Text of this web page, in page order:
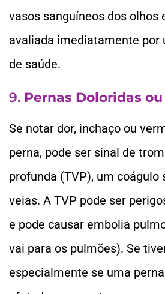
vasos sanguíneos dos olhos
avaliada imediatamente por
de saúde.
9. Pernas Doloridas
Se notar dor, inchaço ou
perna, pode ser sinal de
profunda (TVP), um coágulo
veias. A TVP pode ser
e pode causar embolia
vai para os pulmões). Se
especialmente se uma